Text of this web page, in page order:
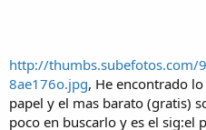
http://thumbs.subefotos.com/
8ae176o.jpg, He encontrado
papel y el mas barato (gratis)
poco en buscarlo y es el sig:el